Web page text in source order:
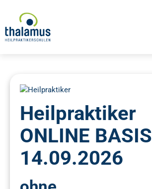
Heilpraktiker
ONLINE BASIS
14.09.2026